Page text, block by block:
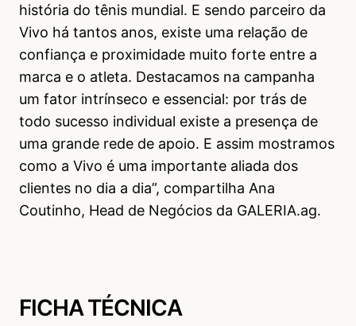
história do tênis mundial. E sendo parceiro da
Vivo há tantos anos, existe uma relação de
confiança e proximidade muito forte entre a
marca e o atleta. Destacamos na campanha
um fator intrínseco e essencial: por trás de
todo sucesso individual existe a presença de
uma grande rede de apoio. E assim mostramos
como a Vivo é uma importante aliada dos
clientes no dia a dia”, compartilha Ana
Coutinho, Head de Negócios da GALERIA.ag.
FICHA TÉCNICA